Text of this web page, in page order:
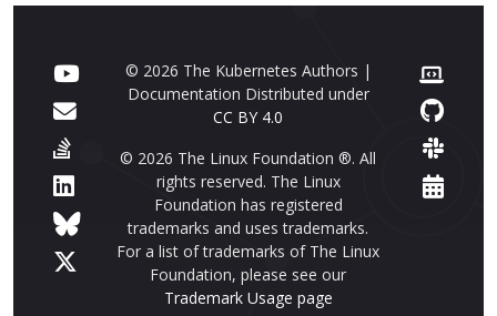
© 2026 The Kubernetes Authors |
Documentation Distributed under
CC BY 4.0
© 2026 The Linux Foundation ®. All
rights reserved. The Linux
Foundation has registered
trademarks and uses trademarks.
For a list of trademarks of The Linux
Foundation, please see our
Trademark Usage page